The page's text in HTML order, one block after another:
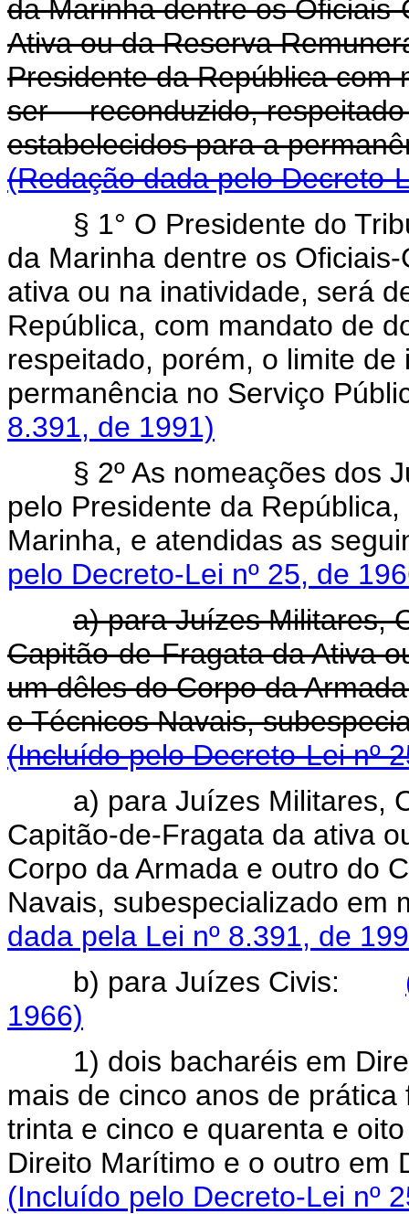
da Marinha dentre os
Ativa ou da Reserva
Presidente da República com
ser reconduzido, respeitado
estabelecidos para a
(Redação dada pelo Decreto-
§ 1° O Presidente do
da Marinha dentre os
ativa ou na inatividade, será
República, com mandato de
respeitado, porém, o limite
permanência no Serviço
8.391, de 1991)
§ 2º As nomeações dos
pelo Presidente da
Marinha, e atendidas as
pelo Decreto-Lei nº 25, de
a) para Juízes Militares,
Capitão-de-Fragata da Ativa
um dêles do Corpo da
e Técnicos Navais,
(Incluído pelo Decreto-Lei nº
a) para Juízes Militares,
Capitão-de-Fragata da ativa
Corpo da Armada e outro do
Navais, subespecializado
dada pela Lei nº 8.391, de
b) para Juízes Civis:
1966)
1) dois bacharéis em
mais de cinco anos de
trinta e cinco e quarenta e
Direito Marítimo e o outro
(Incluído pelo Decreto-Lei nº